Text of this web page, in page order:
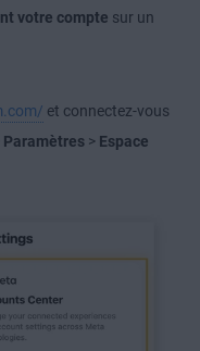
votre compte sur un
et connectez-vous
Paramètres > Espace